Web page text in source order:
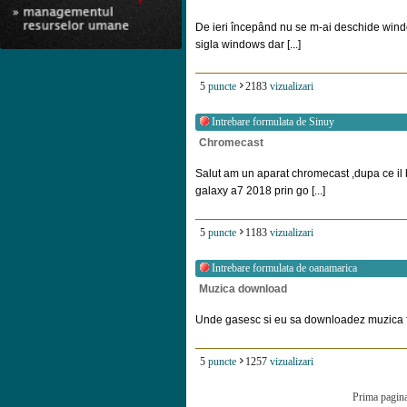
De ieri începând nu se m-ai deschide
sigla windows dar [...]
5 puncte 2183 vizualizari
Intrebare formulata de Sinuy
Chromecast
Salut am un aparat chromecast ,dupa ce
galaxy a7 2018 prin go [...]
5 puncte 1183 vizualizari
Intrebare formulata de oanamarica
Muzica download
Unde gasesc si eu sa downloadez muzica
5 puncte 1257 vizualizari
Prima